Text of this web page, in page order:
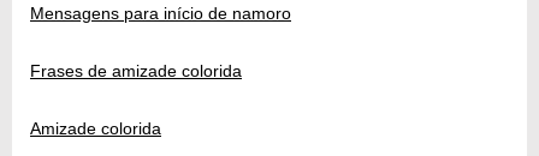
Mensagens para início de namoro
Frases de amizade colorida
Amizade colorida